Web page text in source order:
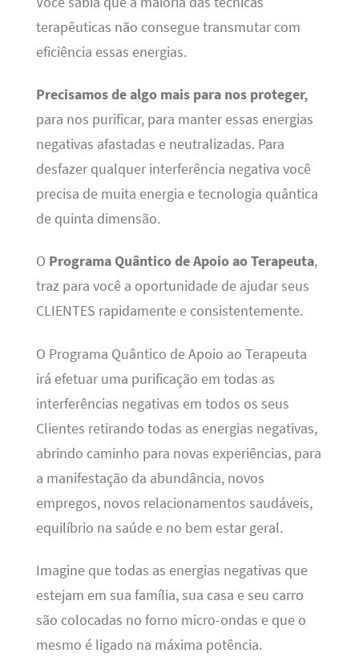
terapêuticas não consegue transmutar com
eficiência essas energias.
Precisamos de algo mais para nos proteger,
para nos purificar, para manter essas energias
negativas afastadas e neutralizadas. Para
desfazer qualquer interferência negativa você
precisa de muita energia e tecnologia quântica
de quinta dimensão.
O Programa Quântico de Apoio ao Terapeuta,
traz para você a oportunidade de ajudar seus
CLIENTES rapidamente e consistentemente.
O Programa Quântico de Apoio ao Terapeuta
irá efetuar uma purificação em todas as
interferências negativas em todos os seus
Clientes retirando todas as energias negativas,
abrindo caminho para novas experiências, para
a manifestação da abundância, novos
empregos, novos relacionamentos saudáveis,
equilíbrio na saúde e no bem estar geral.
Imagine que todas as energias negativas que
estejam em sua família, sua casa e seu carro
são colocadas no forno micro-ondas e que o
mesmo é ligado na máxima potência.